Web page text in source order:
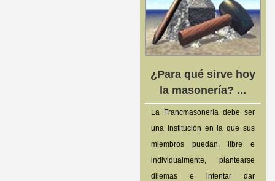
¿Para qué sirve hoy
la masonería? ...
La Francmasonería debe ser
una institución en la que sus
miembros puedan, libre e
individualmente, plantearse
dilemas e intentar dar